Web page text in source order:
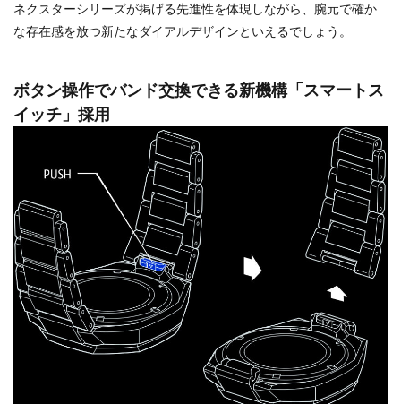
ネクスターシリーズが掲げる先進性を体現しながら、腕元で確か
な存在感を放つ新たなダイアルデザインといえるでしょう。
ボタン操作でバンド交換できる新機構「スマートス
イッチ」採用